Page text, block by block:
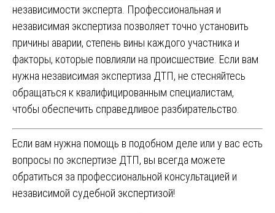
независимости эксперта. Профессиональная и
независимая экспертиза позволяет точно установить
причины аварии, степень вины каждого участника и
факторы, которые повлияли на происшествие. Если вам
нужна независимая экспертиза ДТП, не стесняйтесь
обращаться к квалифицированным специалистам,
чтобы обеспечить справедливое разбирательство.
Если вам нужна помощь в подобном деле или у вас есть
вопросы по экспертизе ДТП, вы всегда можете
обратиться за профессиональной консультацией и
независимой судебной экспертизой!